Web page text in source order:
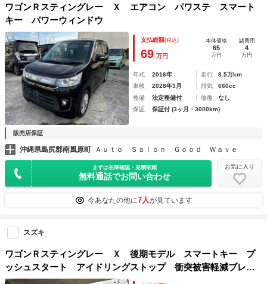
ワゴンＲスティングレー Ｘ エアコン パワステ スマート
キー パワーウィンドウ
支払総額(税込)
69 万円
本体価格
65
万円
諸費用
4
万円
年式 2016年 走行
8.5万km
車検
2028年3月 排気
660cc
整備
法定整備付 修復
なし
保証
保証付 (3ヶ月・3000km)
販売店保証
沖縄県島尻郡南風原町 Ａｕｔｏ Ｓａｌｏｎ Ｇｏｏｄ Ｗａｖｅ
まずは在庫確認・見積依頼
無料通話でお問い合わせ
お気に入り
今あなたの他に7人が見ています
スズキ
ワゴンＲスティングレー Ｘ 後期モデル スマートキー プ
ッシュスタート アイドリングストップ 衝突被害軽減ブレー
キ ＨＩＤライト シートヒーター Ｂｌｕｅｔｏｏｔｈ オ